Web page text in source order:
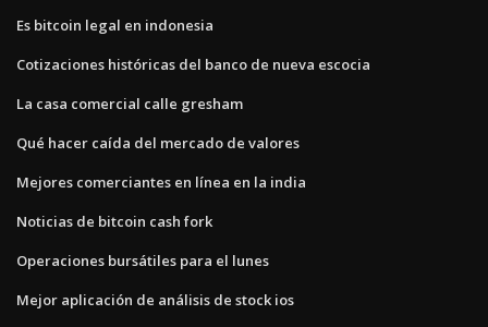
Es bitcoin legal en indonesia
Cotizaciones históricas del banco de nueva escocia
La casa comercial calle gresham
Qué hacer caída del mercado de valores
Mejores comerciantes en línea en la india
Noticias de bitcoin cash fork
Operaciones bursátiles para el lunes
Mejor aplicación de análisis de stock ios